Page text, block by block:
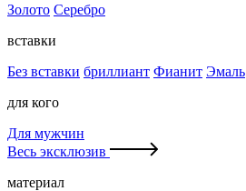
Золото Серебро
вставки
Без вставки бриллиант Фианит Эмаль
для кого
Для мужчин
Весь эксклюзив
материал